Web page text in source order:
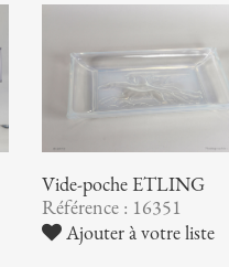
Vide-poche ETLING
Référence : 16351
Ajouter à votre liste